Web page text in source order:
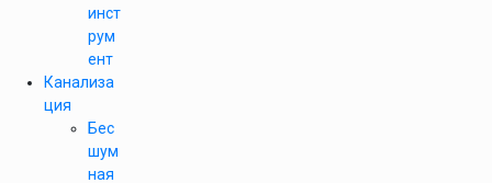
инст
рум
ент
Канализа
ция
Бес
шум
ная